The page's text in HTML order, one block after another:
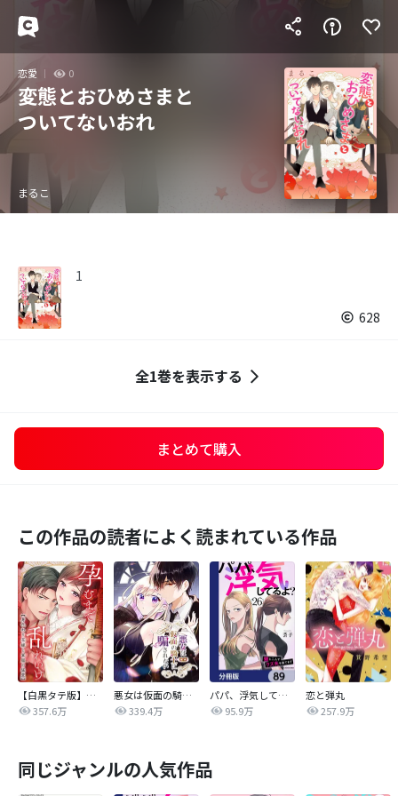
恋愛 0
変態とおひめさまと
ついてないおれ
まるこ
1
628
全1巻を表示する
まとめて購入
この作品の読者によく読まれている作品
【白黒タテ版】孕むまで乱れいけ～身代わり花嫁と軍服の猛愛
357.6万
悪女は仮面の騎士に騙されない
339.4万
パパ、浮気してるよ？娘と二人でクズ夫を捨てます【分冊版】
95.9万
恋と弾丸
257.9万
同じジャンルの人気作品